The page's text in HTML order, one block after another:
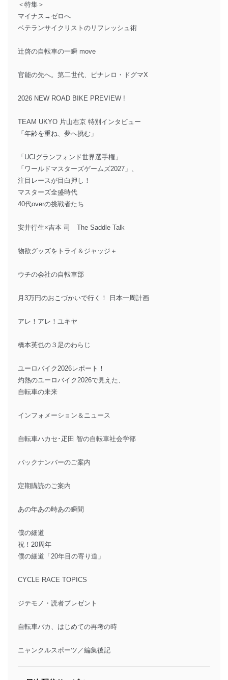
＜特集＞
マイナス→ゼロへ
ベテランサイクリストのリフレッシュ術
辻啓の自転車の一瞬 move
官能の先へ。第二世代、ピナレロ・ドグマX
2026 NEW ROAD BIKE PREVIEW !
TEAM UKYO 片山右京 特別インタビュー
「年齢を重ね、夢へ挑む」
「UCIグランフォンド世界選手権」
「ワールドマスターズゲームズ2027」、
注目レースが目白押し！
マスターズ全盛時代
40代overの挑戦者たち
安井行生×吉本 司 The Saddle Talk
物欲グッズをトライ＆ジャッジ＋
ウチの会社の自転車部
月3万円のおこづかいで行く！ 日本一周計画
アレ！アレ！ユキヤ
橋本英也の３足のわらじ
ユーロバイク2026レポート！
灼熱のユーロバイク2026で見えた、
自転車の未来
インフォメーション＆ニュース
自転車ハカセ･疋田 智の自転車社会学部
バックナンバーのご案内
定期購読のご案内
あの年あの時あの瞬間
僕の細道
祝！20周年
僕の細道「20年目の寄り道」
CYCLE RACE TOPICS
ジテモノ・読者プレゼント
自転車バカ、はじめての再考の時
ニャンクルスポーツ／編集後記